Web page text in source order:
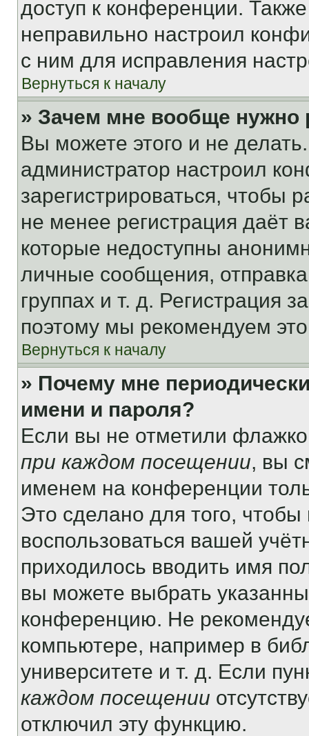
доступ к конференции.
неправильно настроил
с ним для исправления
Вернуться к началу
» Зачем мне вообще нужно
Вы можете этого и не
администратор настроил
зарегистрироваться, чтобы
не менее регистрация даёт
которые недоступны
личные сообщения,
группах и т. д. Регистрация
поэтому мы рекомендуем
Вернуться к началу
» Почему мне
имени и пароля?
Если вы не отметили
при каждом посещении, вы
именем на конференции
Это сделано для того, чтобы
воспользоваться вашей
приходилось вводить имя
вы можете выбрать
конференцию. Не
компьютере, например в
университете и т. д. Если
каждом посещении
отключил эту функцию.